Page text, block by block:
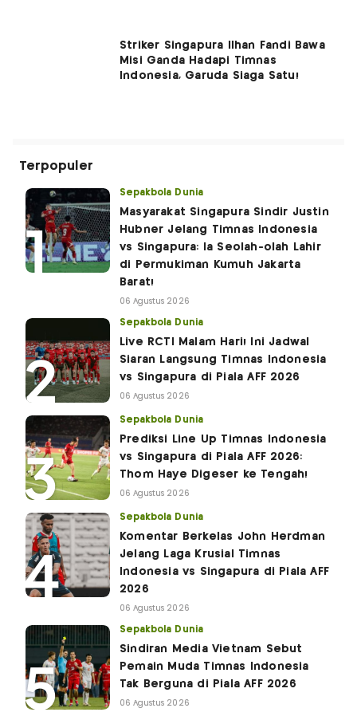
Striker Singapura Ilhan Fandi Bawa
Misi Ganda Hadapi Timnas
Indonesia, Garuda Siaga Satu!
Terpopuler
Sepakbola Dunia
Masyarakat Singapura Sindir Justin
Hubner Jelang Timnas Indonesia
vs Singapura: Ia Seolah-olah Lahir
di Permukiman Kumuh Jakarta
Barat!
06 Agustus 2026
Sepakbola Dunia
Live RCTI Malam Hari! Ini Jadwal
Siaran Langsung Timnas Indonesia
vs Singapura di Piala AFF 2026
06 Agustus 2026
Sepakbola Dunia
Prediksi Line Up Timnas Indonesia
vs Singapura di Piala AFF 2026:
Thom Haye Digeser ke Tengah!
06 Agustus 2026
Sepakbola Dunia
Komentar Berkelas John Herdman
Jelang Laga Krusial Timnas
Indonesia vs Singapura di Piala AFF
2026
06 Agustus 2026
Sepakbola Dunia
Sindiran Media Vietnam Sebut
Pemain Muda Timnas Indonesia
Tak Berguna di Piala AFF 2026
06 Agustus 2026